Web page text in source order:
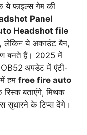
ये फाइल्स गेम की
Panel
Headshot file
लेकिन ये अकाउंट बैन,
बनते हैं। 2025 में
OB52 अपडेट में एंटी-
हम free fire auto
रिस्क बताएंगे, मिथक
सुधारने के टिप्स देंगे।